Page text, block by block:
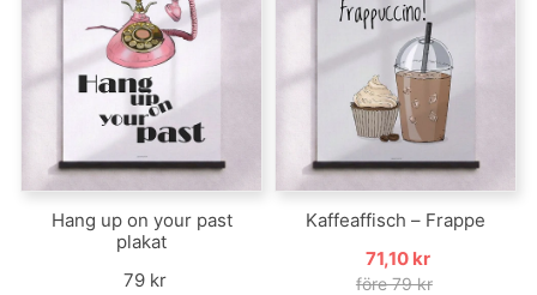
Hang up on your past
plakat
79 kr
Kaffeaffisch – Frappe
71,10 kr
före 79 kr